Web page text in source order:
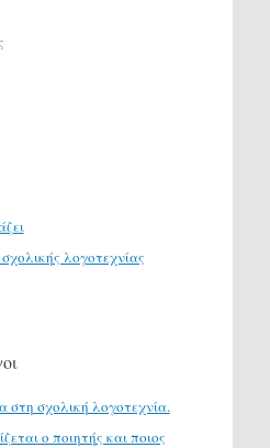
λογοτεχνίας
στη σχολική λογοτεχνία.
ο ποιητής και ποιος